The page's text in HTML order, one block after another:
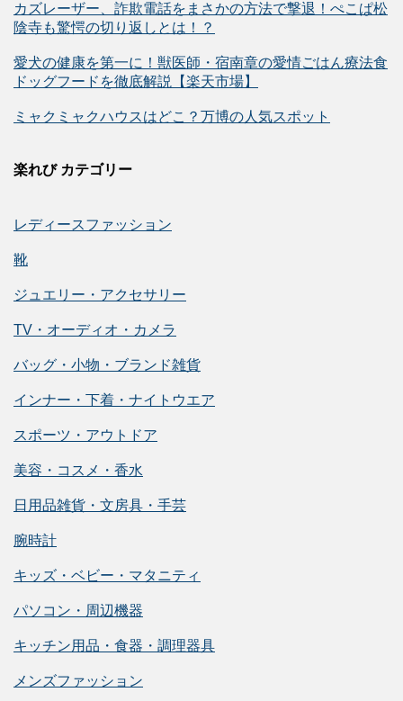
カズレーザー、詐欺電話をまさかの方法で撃退！ぺこぱ松
陰寺も驚愕の切り返しとは！？
愛犬の健康を第一に！獣医師・宿南章の愛情ごはん療法食
ドッグフードを徹底解説【楽天市場】
ミャクミャクハウスはどこ？万博の人気スポット
楽れび カテゴリー
レディースファッション
靴
ジュエリー・アクセサリー
TV・オーディオ・カメラ
バッグ・小物・ブランド雑貨
インナー・下着・ナイトウエア
スポーツ・アウトドア
美容・コスメ・香水
日用品雑貨・文房具・手芸
腕時計
キッズ・ベビー・マタニティ
パソコン・周辺機器
キッチン用品・食器・調理器具
メンズファッション